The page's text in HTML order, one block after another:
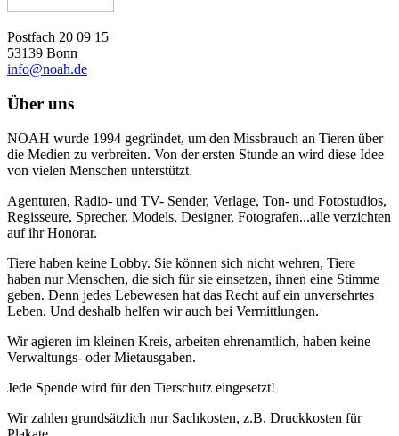
Postfach 20 09 15
53139 Bonn
info@noah.de
Über uns
NOAH wurde 1994 gegründet, um den Missbrauch an Tieren über
die Medien zu verbreiten. Von der ersten Stunde an wird diese Idee
von vielen Menschen unterstützt.
Agenturen, Radio- und TV- Sender, Verlage, Ton- und Fotostudios,
Regisseure, Sprecher, Models, Designer, Fotografen...alle verzichten
auf ihr Honorar.
Tiere haben keine Lobby. Sie können sich nicht wehren, Tiere
haben nur Menschen, die sich für sie einsetzen, ihnen eine Stimme
geben. Denn jedes Lebewesen hat das Recht auf ein unversehrtes
Leben. Und deshalb helfen wir auch bei Vermittlungen.
Wir agieren im kleinen Kreis, arbeiten ehrenamtlich, haben keine
Verwaltungs- oder Mietausgaben.
Jede Spende wird für den Tierschutz eingesetzt!
Wir zahlen grundsätzlich nur Sachkosten, z.B. Druckkosten für